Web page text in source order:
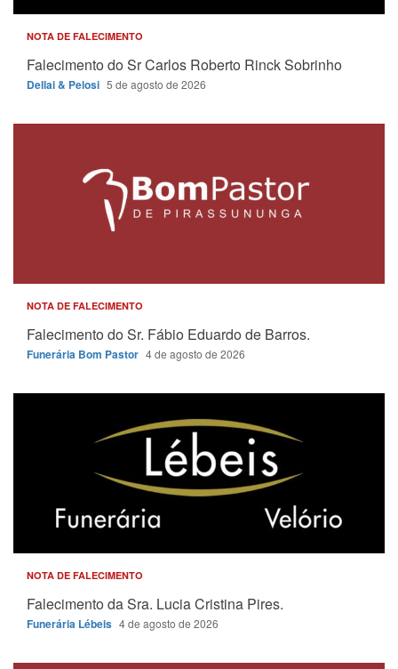
NOTA DE FALECIMENTO
Falecimento do Sr Carlos Roberto Rinck Sobrinho
Dellai & Pelosi 5 de agosto de 2026
NOTA DE FALECIMENTO
Falecimento do Sr. Fábio Eduardo de Barros.
Funerária Bom Pastor 4 de agosto de 2026
NOTA DE FALECIMENTO
Falecimento da Sra. Lucia Cristina Pires.
Funerária Lébeis 4 de agosto de 2026